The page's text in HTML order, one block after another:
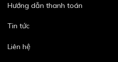
Hướng dẫn thanh toán
Tin tức
Liên hệ